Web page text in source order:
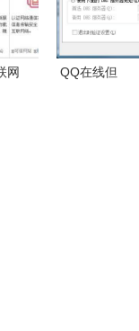
网
QQ在线但